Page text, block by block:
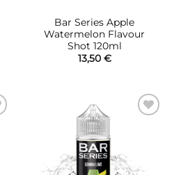
Bar Series Apple
Watermelon Flavour
Shot 120ml
13,50 €